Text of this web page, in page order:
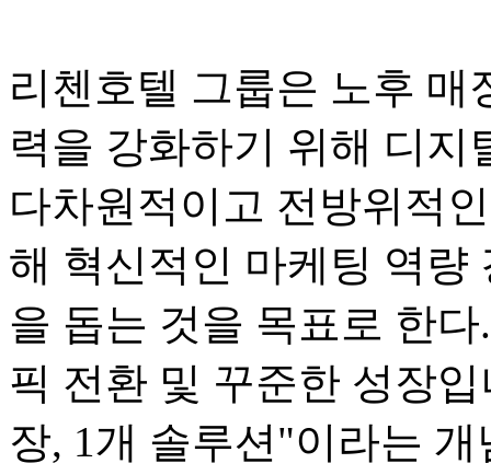
리첸호텔 그룹은 노후 매
력을 강화하기 위해 디
다차원적이고 전방위적
해 혁신적인 마케팅 역량
을 돕는 것을 목표로 한
픽 전환 및 꾸준한 성장
장, 1개 솔루션"이라는